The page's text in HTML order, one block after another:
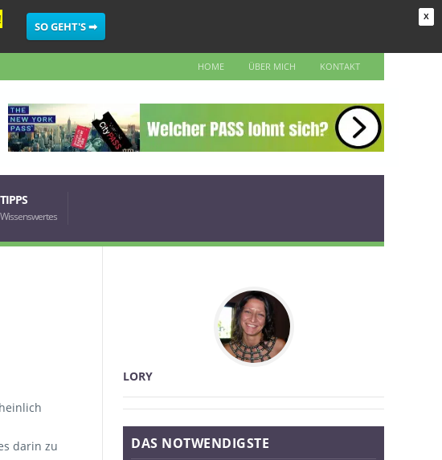
X
!
SO GEHT'S ➡
HOME ÜBER MICH KONTAKT
TIPPS
Wissenswertes
darin zu
LORY
DAS NOTWENDIGSTE